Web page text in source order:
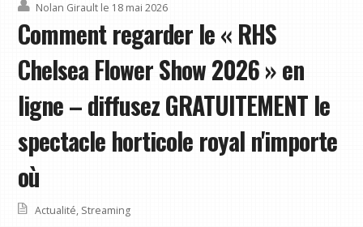
Nolan Girault le 18 mai 2026
Comment regarder le « RHS
Chelsea Flower Show 2026 » en
ligne – diffusez GRATUITEMENT le
spectacle horticole royal n'importe
où
Actualité, Streaming